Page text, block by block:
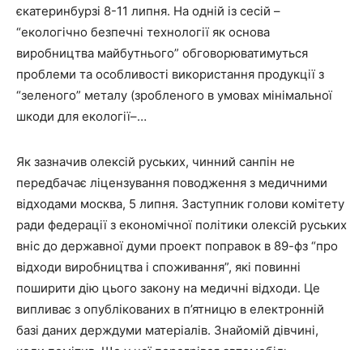
єкатеринбурзі 8-11 липня. На одній із сесій –
“екологічно безпечні технології як основа
виробництва майбутнього” обговорюватимуться
проблеми та особливості використання продукції з
“зеленого” металу (зробленого в умовах мінімальної
шкоди для екології–…
Як зазначив олексій руських, чинний санпін не
передбачає ліцензування поводження з медичними
відходами москва, 5 липня. Заступник голови комітету
ради федерації з економічної політики олексій руських
вніс до державної думи проект поправок в 89-фз “про
відходи виробництва і споживання”, які повинні
поширити дію цього закону на медичні відходи. Це
випливає з опублікованих в п’ятницю в електронній
базі даних держдуми матеріалів. Знайомій дівчині,